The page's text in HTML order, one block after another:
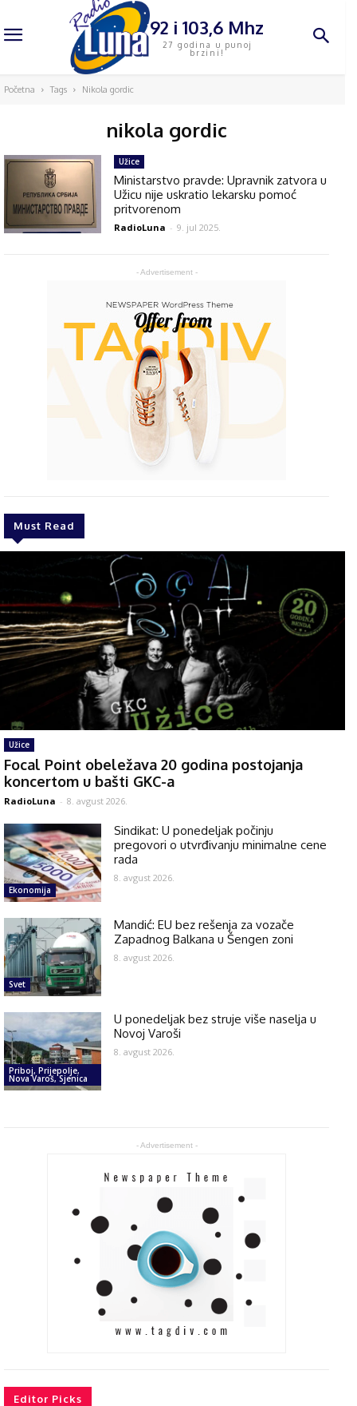
92 i 103,6 Mhz
27 godina u punoj
brzini!
Početna Tags Nikola gordic
nikola gordic
- Advertisement -
Must Read
Užice
Focal Point obeležava 20 godina postojanja
koncertom u bašti GKC-a
RadioLuna - 8. avgust 2026.
Ekonomija
Sindikat: U ponedeljak počinju
pregovori o utvrđivanju minimalne cene
rada
8. avgust 2026.
Svet
Mandić: EU bez rešenja za vozače
Zapadnog Balkana u Šengen zoni
8. avgust 2026.
Priboj, Prijepolje,
Nova Varoš, Sjenica
U ponedeljak bez struje više naselja u
Novoj Varoši
8. avgust 2026.
Užice
Ministarstvo pravde: Upravnik zatvora u
Užicu nije uskratio lekarsku pomoć
pritvorenom
RadioLuna - 9. jul 2025.
- Advertisement -
Editor Picks